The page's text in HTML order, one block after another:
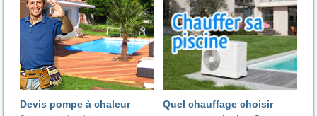
Devis pompe à chaleur
Quel chauffage choisir